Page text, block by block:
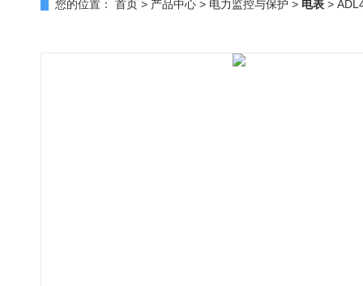
您的位置： 首页 > 产品中心 > 电力监控与保护 > 电表 >